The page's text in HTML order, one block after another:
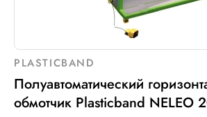
PLASTICBAND
Полуавтоматический
обмотчик Plasticband NELEO